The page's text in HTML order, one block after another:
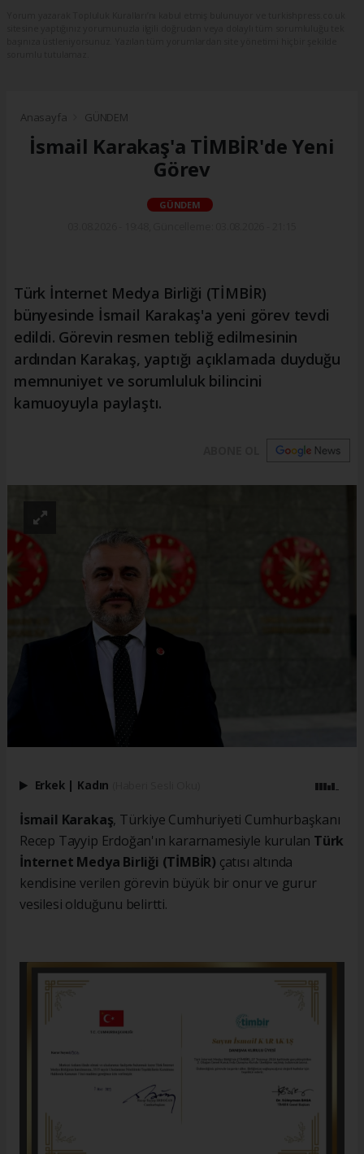
Anasayfa GÜNDEM
İsmail Karakaş'a TİMBİR'de Yeni
Görev
GÜNDEM
Türk İnternet Medya Birliği (TİMBİR)
bünyesinde İsmail Karakaş'a yeni görev tevdi
edildi. Görevin resmen tebliğ edilmesinin
ardından Karakaş, yaptığı açıklamada duyduğu
memnuniyet ve sorumluluk bilincini
kamuoyuyla paylaştı.
Erkek | Kadın
İsmail Karakaş, Türkiye Cumhuriyeti Cumhurbaşkanı
Recep Tayyip Erdoğan'ın kararnamesiyle kurulan Türk
İnternet Medya Birliği (TİMBİR) çatısı altında
kendisine verilen görevin büyük bir onur ve gurur
vesilesi olduğunu belirtti.